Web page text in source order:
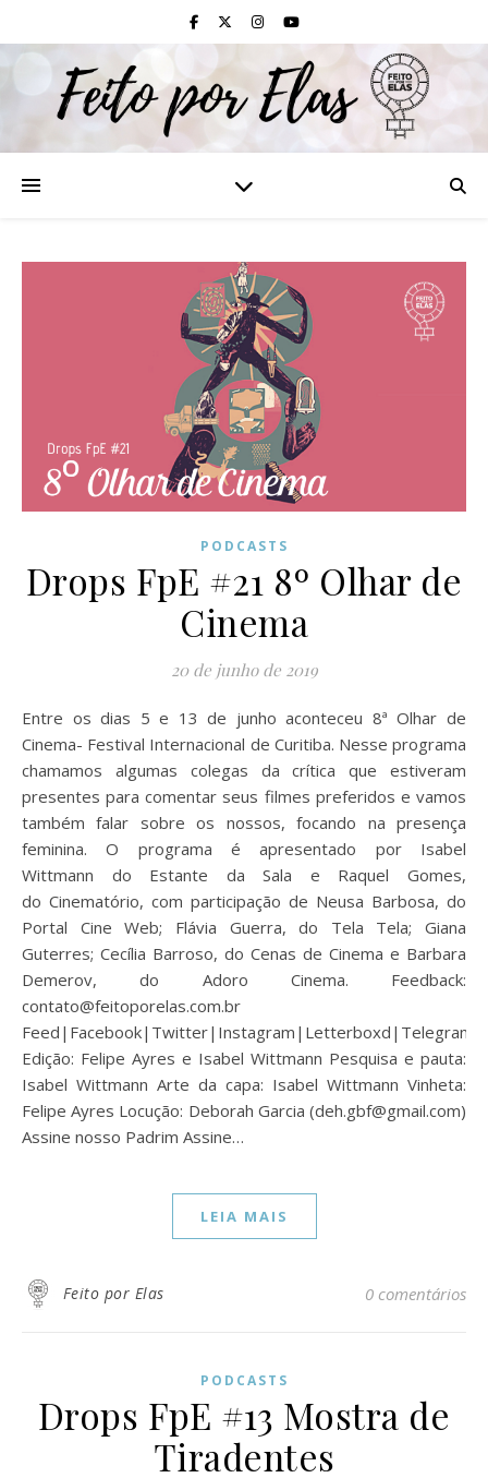
PODCASTS
Drops FpE #21 8º Olhar de
Cinema
20 de junho de 2019
Entre os dias 5 e 13 de junho aconteceu 8ª Olhar de
Cinema- Festival Internacional de Curitiba. Nesse programa
chamamos algumas colegas da crítica que estiveram
presentes para comentar seus filmes preferidos e vamos
também falar sobre os nossos, focando na presença
feminina. O programa é apresentado por Isabel
Wittmann do Estante da Sala e Raquel Gomes,
do Cinematório, com participação de Neusa Barbosa, do
Portal Cine Web; Flávia Guerra, do Tela Tela; Giana
Guterres; Cecília Barroso, do Cenas de Cinema e Barbara
Demerov, do Adoro Cinema. Feedback:
contato@feitoporelas.com.br
Feed|Facebook|Twitter|Instagram|Letterboxd|Telegram
Edição: Felipe Ayres e Isabel Wittmann Pesquisa e pauta:
Isabel Wittmann Arte da capa: Isabel Wittmann Vinheta:
Felipe Ayres Locução: Deborah Garcia (deh.gbf@gmail.com)
Assine nosso Padrim Assine…
LEIA MAIS
Feito por Elas 0 comentários
PODCASTS
Drops FpE #13 Mostra de
Tiradentes